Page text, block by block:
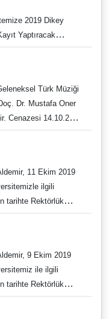
Yaptıracak
Türk Müziği
Dr. Mustafa Oner
Cenazesi 14.10.2019
Allah'tan
11 Ekim 2019
ilgili
tarihte Rektörlük
Aydın vekalet
9 Ekim 2019
ile ilgili
tarihte Rektörlük
Aydın vekalet